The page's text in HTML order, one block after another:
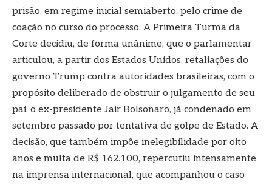
prisão, em regime inicial semiaberto, pelo crime de
coação no curso do processo. A Primeira Turma da
Corte decidiu, de forma unânime, que o parlamentar
articulou, a partir dos Estados Unidos, retaliações do
governo Trump contra autoridades brasileiras, com o
propósito deliberado de obstruir o julgamento de seu
pai, o ex-presidente Jair Bolsonaro, já condenado em
setembro passado por tentativa de golpe de Estado. A
decisão, que também impõe inelegibilidade por oito
anos e multa de R$ 162.100, repercutiu intensamente
na imprensa internacional, que acompanhou o caso